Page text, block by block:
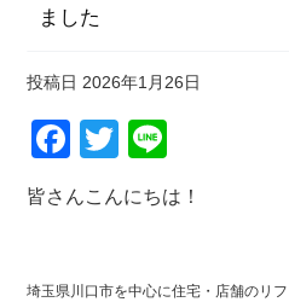
ました
投稿日 2026年1月26日
Facebook
Twitter
皆さんこんにちは！
埼玉県川口市を中心に住宅・店舗のリ